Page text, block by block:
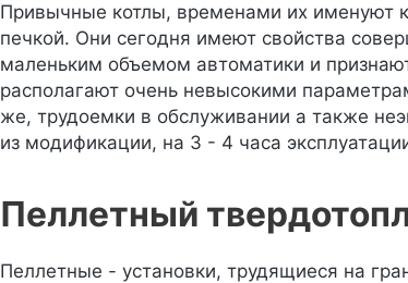
Привычные котлы, временами их именуют
печкой. Они сегодня имеют свойства
маленьким объемом автоматики и
располагают очень невысокими
же, трудоемки в обслуживании а также
из модификации, на 3 - 4 часа
Пеллетный
Пеллетные - установки, трудящиеся на